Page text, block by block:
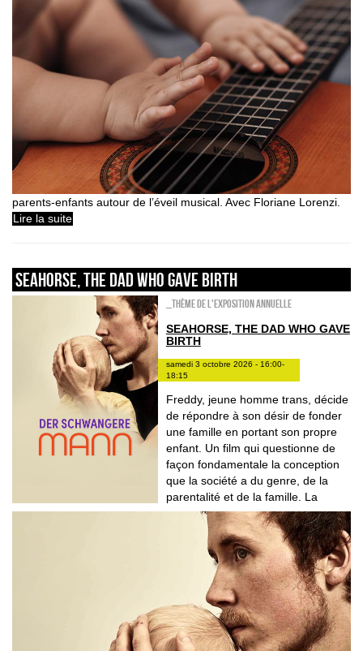
parents-enfants autour de l’éveil musical. Avec Floriane Lorenzi.
Lire la suite
Seahorse, the dad who gave birth
_Thème de l'exposition annuelle
SEAHORSE, THE DAD WHO GAVE
BIRTH
samedi 3 octobre 2026 - 16:00-
18:15
Freddy, jeune homme trans, décide
de répondre à son désir de fonder
une famille en portant son propre
enfant. Un film qui questionne de
façon fondamentale la conception
que la société a du genre, de la
parentalité et de la famille. La